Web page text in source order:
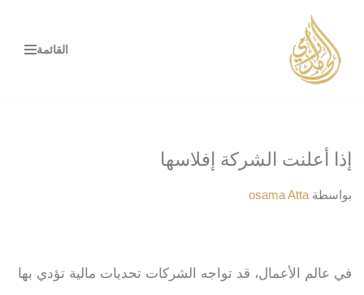
تخطى
إلى
القائمة
إذا أعلنت الشركة إفلاسها
بواسطة osama Atta
في عالم الأعمال، قد تواجه الشركات تحديات مالية تؤدي بها